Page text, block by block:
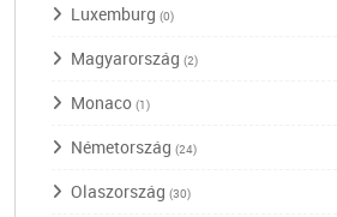
Luxemburg (0)
Magyarország (2)
Monaco (1)
Németország (24)
Olaszország (30)